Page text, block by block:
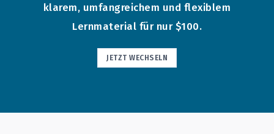
klarem, umfangreichem und flexiblem
Lernmaterial für nur $100.
JETZT WECHSELN